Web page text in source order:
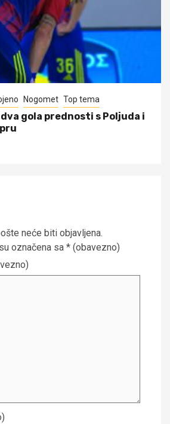
Nogomet Top tema
gola prednosti s Poljuda i
neće biti objavljena.
označena sa * (obavezno)